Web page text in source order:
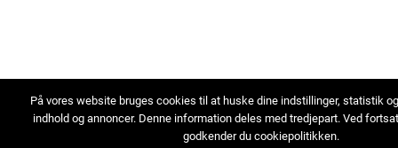
På vores website bruges cookies til at huske dine indstillinger, statistik
indhold og annoncer. Denne information deles med tredjepart. Ved
godkender du cookiepolitikken.